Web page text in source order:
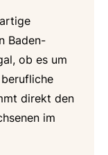
Baden-
ob es um
direkt den
im